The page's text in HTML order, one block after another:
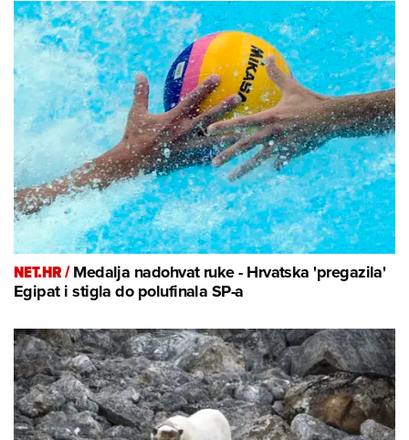
NET.HR /Medalja nadohvat ruke - Hrvatska 'pregazila'
Egipat i stigla do polufinala SP-a